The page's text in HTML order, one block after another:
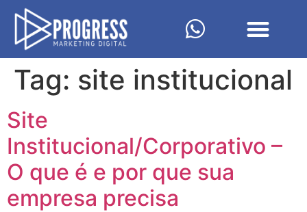
Tag: site institucional
Site
Institucional/Corporativo –
O que é e por que sua
empresa precisa